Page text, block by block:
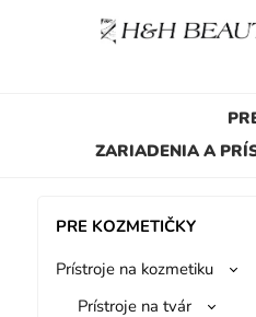
ZARIADENIA A
PRE KOZMETIČKY
Prístroje na kozmetiku
Prístroje na tvár